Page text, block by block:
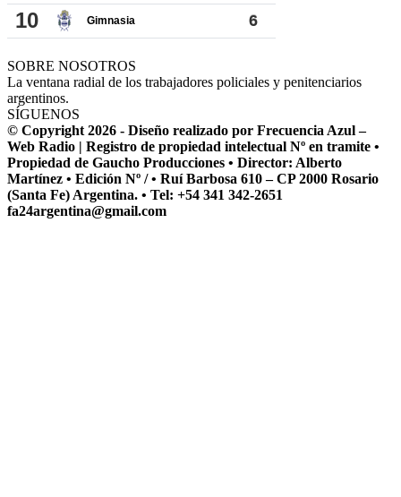
SOBRE NOSOTROS
La ventana radial de los trabajadores policiales y penitenciarios
argentinos.
SÍGUENOS
© Copyright 2026 - Diseño realizado por Frecuencia Azul –
Web Radio | Registro de propiedad intelectual Nº en tramite •
Propiedad de Gaucho Producciones • Director: Alberto
Martínez • Edición Nº / • Ruí Barbosa 610 – CP 2000 Rosario
(Santa Fe) Argentina. • Tel: +54 341 342-2651
fa24argentina@gmail.com